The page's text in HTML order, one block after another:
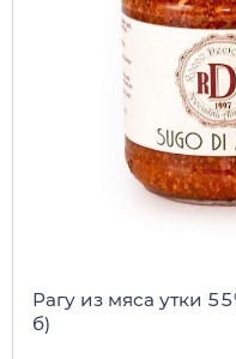
Рагу из мяса утки
б)